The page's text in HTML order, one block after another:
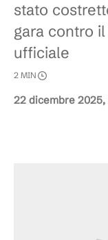
stato
gara contro
ufficiale
22 dicembre 2025,
2 MIN